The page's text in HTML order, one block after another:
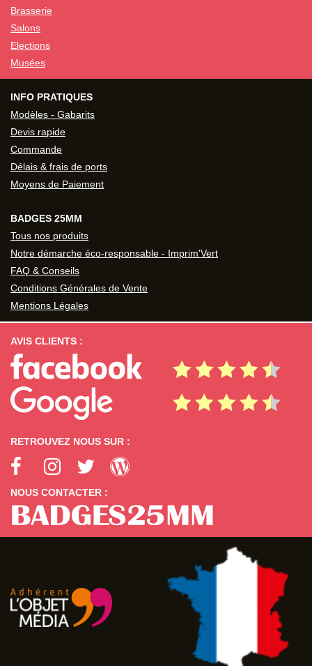
Brasserie
Salons
Elections
Musées
INFO PRATIQUES
Modèles - Gabarits
Devis rapide
Commande
Délais & frais de ports
Moyens de Paiement
BADGES 25MM
Tous nos produits
Notre démarche éco-responsable - Imprim'Vert
FAQ & Conseils
Conditions Générales de Vente
Mentions Légales
AVIS CLIENTS :
RETROUVEZ NOUS SUR :
NOUS CONTACTER :